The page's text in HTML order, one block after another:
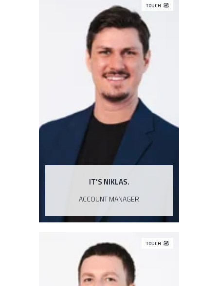
TOUCH
IT'S NIKLAS.
ACCOUNT MANAGER
TOUCH